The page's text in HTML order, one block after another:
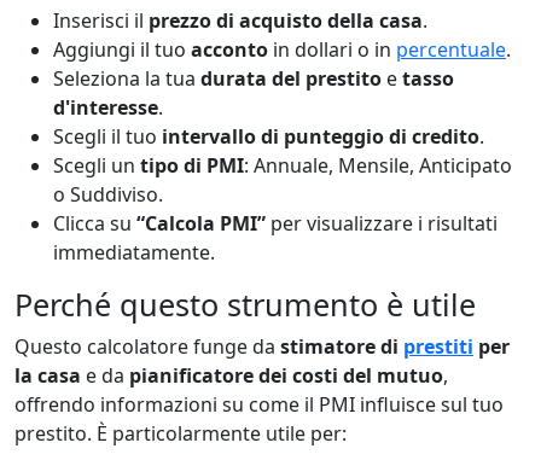
Inserisci il prezzo di acquisto della casa.
Aggiungi il tuo acconto in dollari o in percentuale.
Seleziona la tua durata del prestito etasso
d'interesse.
Scegli il tuo intervallo di punteggio di credito.
Scegli un tipo di PMI: Annuale, Mensile, Anticipato
o Suddiviso.
Clicca su “Calcola PMI” per visualizzare i risultati
immediatamente.
Perché questo strumento è utile
Questo calcolatore funge da stimatore di prestiti per
la casa e da pianificatore dei costi del mutuo,
offrendo informazioni su come il PMI influisce sul tuo
prestito. È particolarmente utile per: